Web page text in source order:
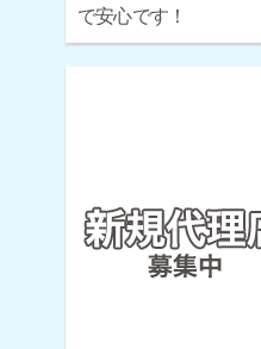
で安心です！